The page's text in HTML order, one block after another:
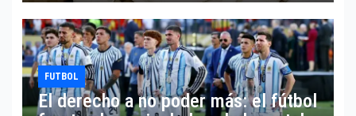
FUTBOL
El derecho a no poder más: el fútbol